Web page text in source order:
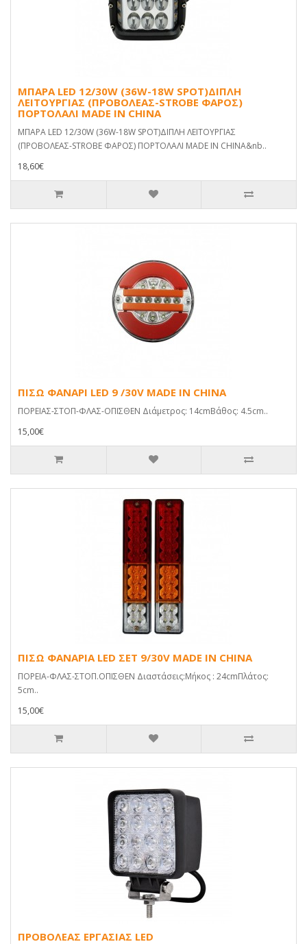
ΜΠΑΡΑ LED 12/30W (36W-18W SPOT)ΔΙΠΛΗ
ΛΕΙΤΟΥΡΓΙΑΣ (ΠΡΟΒΟΛΕΑΣ-STROBE ΦΑΡΟΣ)
ΠΟΡΤΟΛΑΛΙ MADE IN CHINA
ΜΠΑΡΑ LED 12/30W (36W-18W SPOT)ΔΙΠΛΗ ΛΕΙΤΟΥΡΓΙΑΣ
(ΠΡΟΒΟΛΕΑΣ-STROBE ΦΑΡΟΣ) ΠΟΡΤΟΛΑΛΙ MADE IN CHINA&nb..
18,60€
ΠΙΣΩ ΦΑΝΑΡΙ LED 9 /30V MADE IN CHINA
ΠΟΡΕΙΑΣ-ΣΤΟΠ-ΦΛΑΣ-ΟΠΙΣΘΕΝ Διάμετρος: 14cmΒάθος: 4.5cm..
15,00€
ΠΙΣΩ ΦΑΝΑΡΙΑ LED ΣΕΤ 9/30V MADE IN CHINA
ΠΟΡΕΙΑ-ΦΛΑΣ-ΣΤΟΠ.ΟΠΙΣΘΕΝ Διαστάσεις:Μήκος : 24cmΠλάτος:
5cm..
15,00€
ΠΡΟΒΟΛΕΑΣ ΕΡΓΑΣΙΑΣ LED